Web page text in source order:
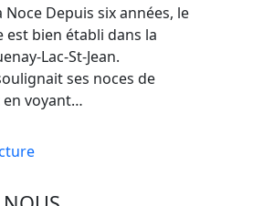
Noce Depuis six années, le
est bien établi dans la
Lac-St-Jean.
ses noces de
en voyant…